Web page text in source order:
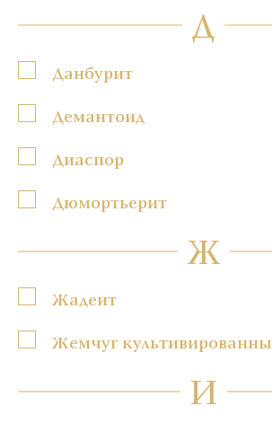
Д
Данбурит
Демантоид
Диаспор
Дюмортьерит
Ж
Жадеит
Жемчуг
И